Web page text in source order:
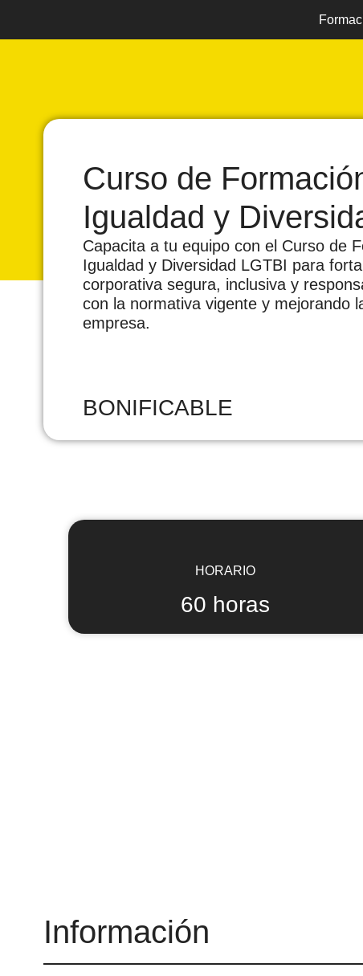
Curso de
Igualdad y
Capacita a tu equipo con el Curso de
Igualdad y Diversidad LGTBI para
corporativa segura, inclusiva y
con la normativa vigente y mejorando
empresa.
BONIFICABLE
HORARIO
60 horas
Información